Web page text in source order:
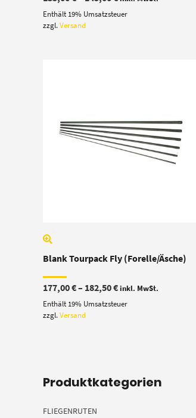
bis
Enthält 19% Umsatzsteuer
zzgl.Versand
Blank Tourpack Fly (Forelle/Äsche)
177,00€– 182,50€Preisspanne:
bis
inkl. MwSt.
Enthält 19% Umsatzsteuer
zzgl.Versand
Produktkategorien
FLIEGENRUTEN